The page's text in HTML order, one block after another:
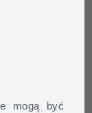
mogą być